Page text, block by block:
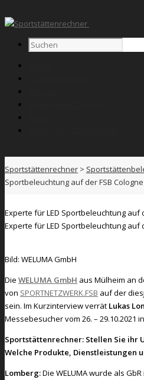
Sportstättenrechner >
Sportbeleuchtung auf der FSB Cologne
Experte für LED Sportbeleuchtung auf
Experte für LED Sportbeleuchtung auf
Bild: WELUMA GmbH
Die WELUMA GmbH aus Mülheim an
von SPORTNETZWERK.FSB auf der
sein. Im Kurzinterview verrät Lukas
Messebesucher vom 26. – 29.10.2021
Sportstättenrechner: Stellen Sie ihr
Welche Produkte, Dienstleistungen
Lomberg:Die WELUMA wurde als